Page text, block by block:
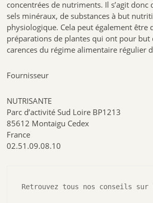
concentrées de nutriments. Il s’agit donc
sels minéraux, de substances à but
physiologique. Cela peut également être
préparations de plantes qui ont pour but
carences du régime alimentaire régulier
Fournisseur
NUTRISANTE
Parc d’activité Sud Loire BP1213
85612 Montaigu Cedex
France
02.51.09.08.10
Retrouvez tous nos conseils